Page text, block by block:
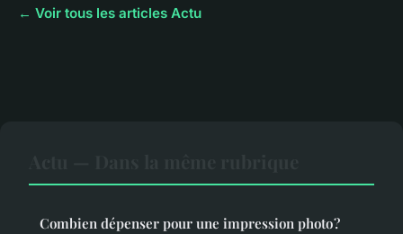
← Voir tous les articles Actu
Combien dépenser pour une impression photo ?